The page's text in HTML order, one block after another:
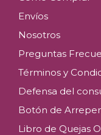
Envíos
Nosotros
Preguntas
Términos y
Defensa del
Botón de
Libro de Quejas